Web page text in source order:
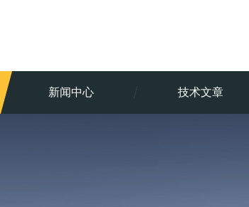
新闻中心 技术文章